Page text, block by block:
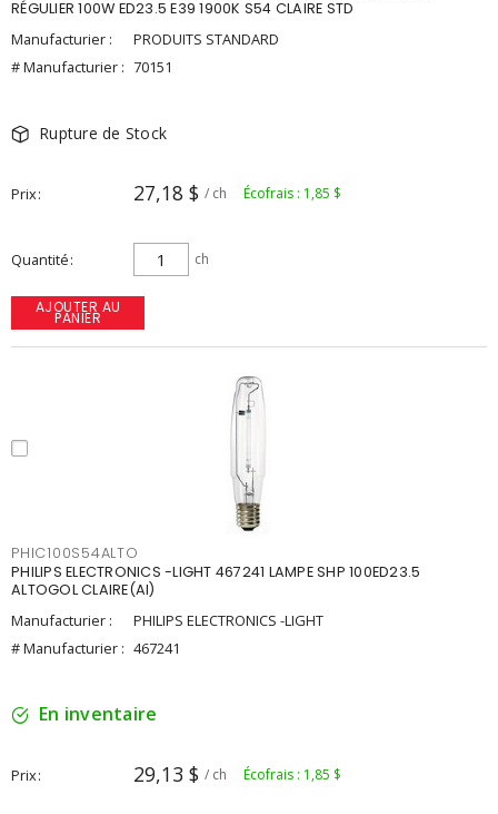
RÉGULIER 100W ED23.5 E39 1900K S54 CLAIRE STD
Manufacturier :
PRODUITS STANDARD
# Manufacturier : 70151
Rupture de Stock
Prix 27,18 $ / ch Écofrais : 1,85 $
Quantité ch
AJOUTER AU
PANIER
PHIC100S54ALTO
PHILIPS ELECTRONICS -LIGHT 467241 LAMPE SHP 100ED23.5
ALTOGOL CLAIRE(AI)
Manufacturier :
PHILIPS ELECTRONICS -LIGHT
# Manufacturier : 467241
En inventaire
Prix 29,13 $ / ch Écofrais : 1,85 $